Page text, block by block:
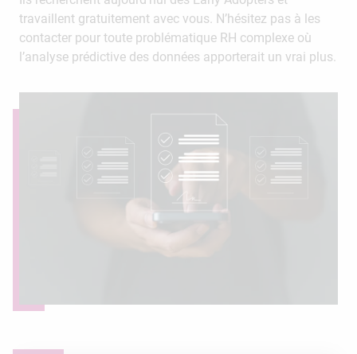
travaillent gratuitement avec vous. N’hésitez pas à les
contacter pour toute problématique RH complexe où
l’analyse prédictive des données apporterait un vrai plus.